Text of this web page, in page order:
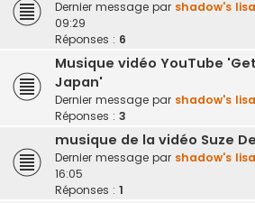
Dernier message par shadow's lisa
09:29
Réponses : 6
Musique vidéo YouTube
Japan'
Dernier message par shadow's lisa
Réponses : 3
musique de la vidéo Suze
Dernier message par shadow's lisa
16:05
Réponses : 1